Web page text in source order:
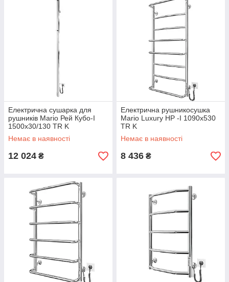
Електрична сушарка для
рушників Mario Рей Кубо-І
1500x30/130 TR K
Немає в наявності
12 024 ₴
Електрична рушникосушка
Mario Luxury HP -I 1090x530
TR K
Немає в наявності
8 436 ₴